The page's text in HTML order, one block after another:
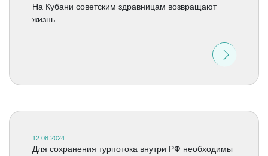
На Кубани советским здравницам возвращают
жизнь
12.08.2024
Для сохранения турпотока внутри РФ необходимы